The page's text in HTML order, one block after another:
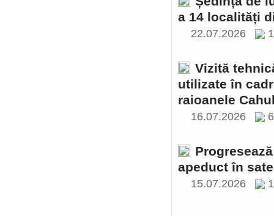
a 14 localități
22.07.2026
Vizită
utilizate în
raioanele
16.07.2026
apeduct în
15.07.2026